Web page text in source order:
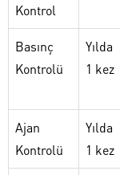
Kontrol
Basınç
Kontrolü
Yılda
1 kez
Ajan
Kontrolü
Yılda
1 kez